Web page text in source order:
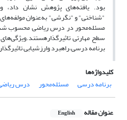
بود. یافته‌های پژوهش نشان
"شناختی" و "نگرشی" به‌عنوان مولفه‌های
مسئله‌محور در درس ریاضی محسوب
سطح مهارتی
برنامه درسی،راهبرد وارزشیابی
کلیدواژه‌ها
برنامه‌ درسی
مسئله‌محور درس
عنوان مقاله English